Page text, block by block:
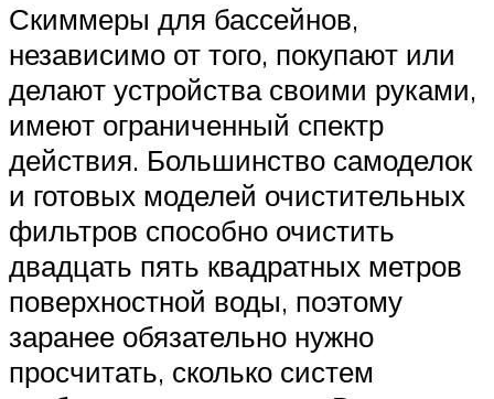
Скиммеры для бассейнов,
независимо от того, покупают или
делают устройства своими руками,
имеют ограниченный спектр
действия. Большинство самоделок
и готовых моделей очистительных
фильтров способно очистить
двадцать пять квадратных метров
поверхностной воды, поэтому
заранее обязательно нужно
просчитать, сколько систем